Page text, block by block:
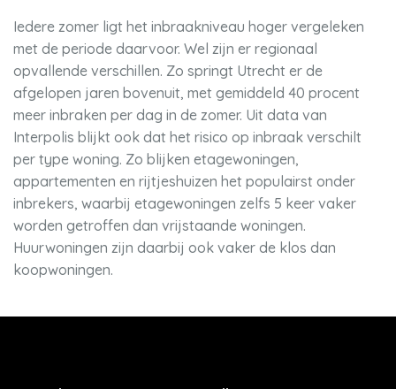
Iedere zomer ligt het inbraakniveau hoger vergeleken
met de periode daarvoor. Wel zijn er regionaal
opvallende verschillen. Zo springt Utrecht er de
afgelopen jaren bovenuit, met gemiddeld 40 procent
meer inbraken per dag in de zomer. Uit data van
Interpolis blijkt ook dat het risico op inbraak verschilt
per type woning. Zo blijken etagewoningen,
appartementen en rijtjeshuizen het populairst onder
inbrekers, waarbij etagewoningen zelfs 5 keer vaker
worden getroffen dan vrijstaande woningen.
Huurwoningen zijn daarbij ook vaker de klos dan
koopwoningen.